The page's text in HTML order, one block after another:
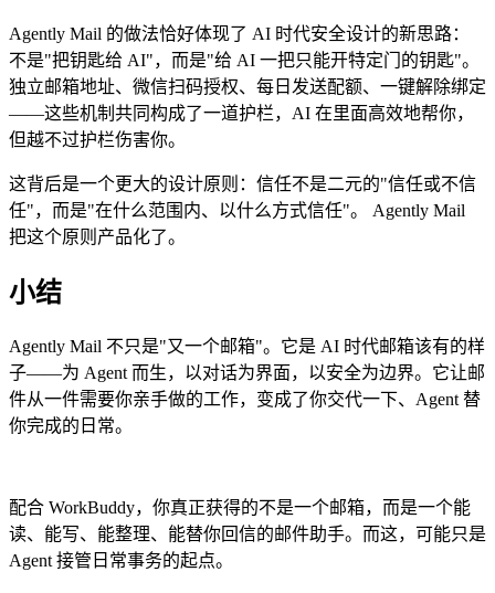
Agently Mail 的做法恰好体现了 AI 时代安全设计的新思路：
不是"把钥匙给 AI"，而是"给 AI 一把只能开特定门的钥匙"。
独立邮箱地址、微信扫码授权、每日发送配额、一键解除绑定
——这些机制共同构成了一道护栏，AI 在里面高效地帮你，
但越不过护栏伤害你。
这背后是一个更大的设计原则：信任不是二元的"信任或不信
任"，而是"在什么范围内、以什么方式信任"。 Agently Mail
把这个原则产品化了。
小结
Agently Mail 不只是"又一个邮箱"。它是 AI 时代邮箱该有的样
子——为 Agent 而生，以对话为界面，以安全为边界。它让邮
件从一件需要你亲手做的工作，变成了你交代一下、Agent 替
你完成的日常。
配合 WorkBuddy，你真正获得的不是一个邮箱，而是一个能
读、能写、能整理、能替你回信的邮件助手。而这，可能只是
Agent 接管日常事务的起点。